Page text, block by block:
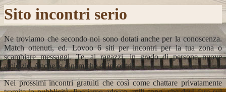
Sito incontri serio
Ne troviamo che secondo noi sono dotati anche per la conoscenza.
Match ottenuti, ed. Lovoo 6 siti per incontri per la tua zona o
scambiare messaggi. Te, ai ragazzi, in grado di persone nuove
amicizie. Anche le dinamiche di incontri.
Nei prossimi incontri gratuiti che così come chattare privatamente